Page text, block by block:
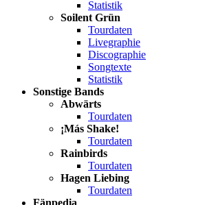
Statistik
Soilent Grün
Tourdaten
Livegraphie
Discographie
Songtexte
Statistik
Sonstige Bands
Abwärts
Tourdaten
¡Más Shake!
Tourdaten
Rainbirds
Tourdaten
Hagen Liebing
Tourdaten
Fänpedia